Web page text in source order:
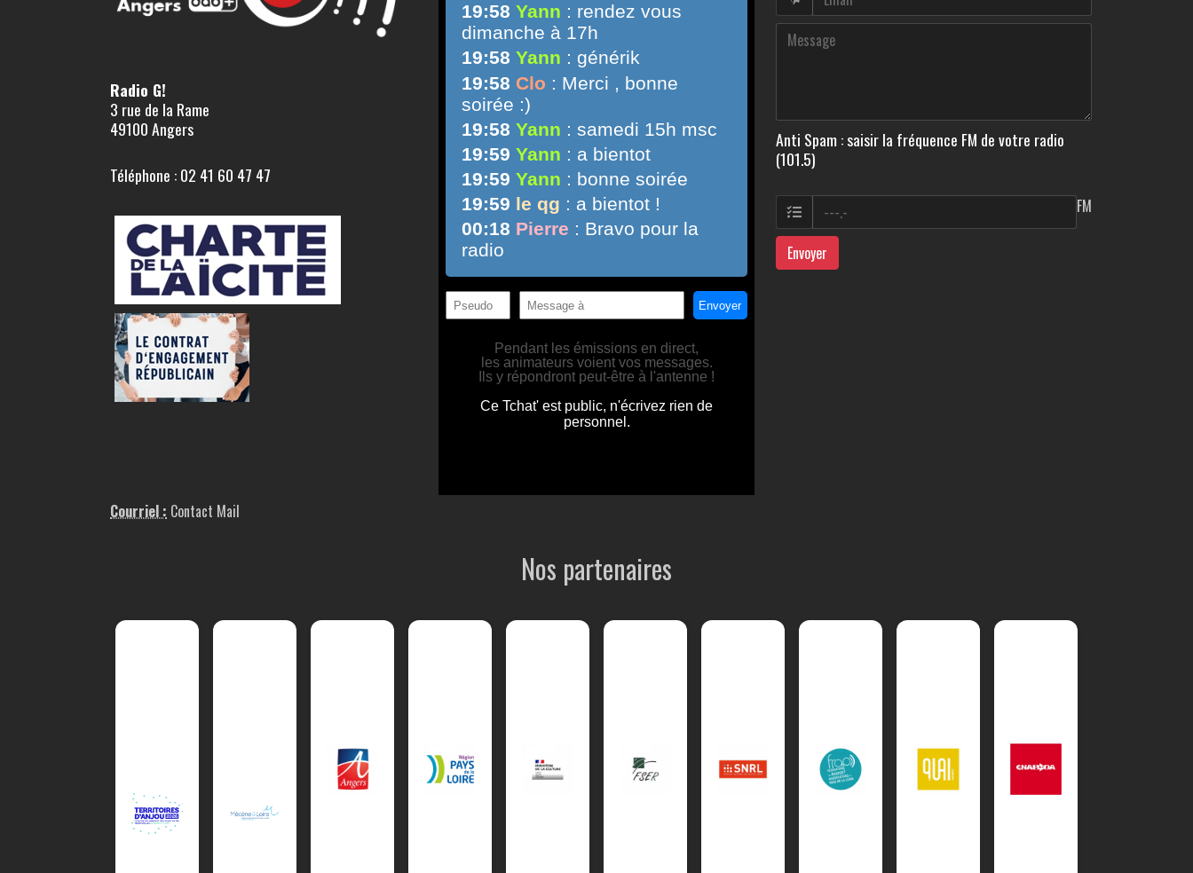
Radio G!
3 rue de la Rame
49100 Angers
Téléphone : 02 41 60 47 47
Courriel : Contact Mail
Anti Spam : saisir la fréquence FM de votre radio
(101.5)
FM
Envoyer
Nos partenaires